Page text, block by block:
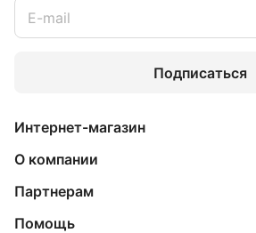
Подписаться
Интернет-магазин
О компании
Партнерам
Помощь